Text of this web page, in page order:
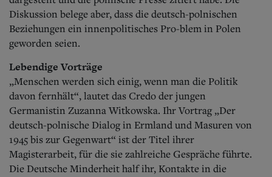
Diskussion belege aber, dass die deutsch-polnischen
Beziehungen ein innenpolitisches Pro-blem in Polen
geworden seien.
Lebendige Vorträge
„Menschen werden sich einig, wenn man die Politik
davon fernhält“, lautet das Credo der jungen
Germanistin Zuzanna Witkowska. Ihr Vortrag „Der
deutsch-polnische Dialog in Ermland und Masuren von
1945 bis zur Gegenwart“ ist der Titel ihrer
Magisterarbeit, für die sie zahlreiche Gespräche führte.
Die Deutsche Minderheit half ihr, Kontakte in die